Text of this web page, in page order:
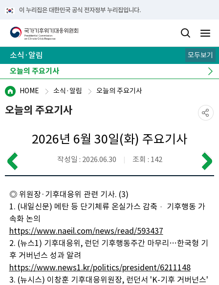
이 누리집은 대한민국 공식 전자정부 누리집입니다.
소식·알림
공지사항
보도자료
오늘의 주요기사
주요 행사
유관사이트
모두보기
HOME 소식·알림 오늘의 주요기사
오늘의 주요기사
2026년 6월 30일(화) 주요기사
작성일 : 2026.06.30 조회 : 142
◎ 위원장·기후대응위 관련 기사. (3)
1. (내일신문) 메탄 등 단기체류 온실가스 감축ㆍ 기후행동 가
속화 논의
https://www.naeil.com/news/read/593437
2. (뉴스1) 기후대응위, 런던 기후행동주간 마무리…한국형 기
후 거버넌스 성과 알려
https://www.news1.kr/politics/president/6211148
3. (뉴시스) 이창훈 기후대응위원장, 런던서 'K-기후 거버넌스'